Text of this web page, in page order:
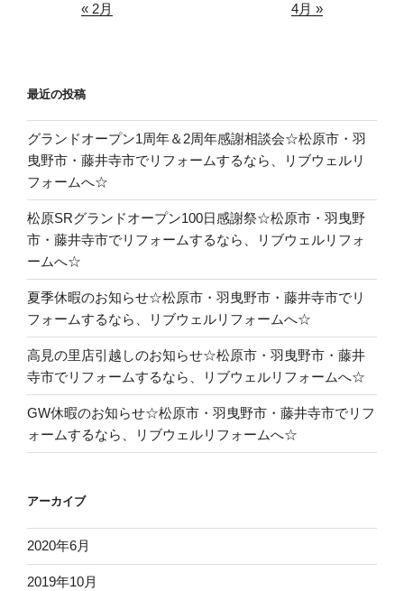
« 2月 4月 »
最近の投稿
グランドオープン1周年＆2周年感謝相談会☆松原市・羽
曳野市・藤井寺市でリフォームするなら、リブウェルリ
フォームへ☆
松原SRグランドオープン100日感謝祭☆松原市・羽曳野
市・藤井寺市でリフォームするなら、リブウェルリフォ
ームへ☆
夏季休暇のお知らせ☆松原市・羽曳野市・藤井寺市でリ
フォームするなら、リブウェルリフォームへ☆
高見の里店引越しのお知らせ☆松原市・羽曳野市・藤井
寺市でリフォームするなら、リブウェルリフォームへ☆
GW休暇のお知らせ☆松原市・羽曳野市・藤井寺市でリフ
ォームするなら、リブウェルリフォームへ☆
アーカイブ
2020年6月
2019年10月